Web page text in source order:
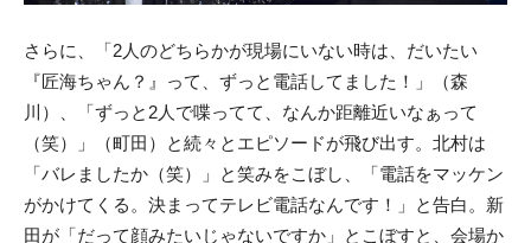
さらに、「2人のどちらかが現場にいない時は、だいたい
『匠海ちゃん？』って、ずっと電話してました！」（森
川）、「ずっと2人で喋ってて、なんか距離近いなぁって
（笑）」（町田）と続々とエピソードが飛び出す。北村は
「バレましたか（笑）」と笑みをこぼし、「電話をマッケン
がかけてくる。決まってテレビ電話なんです！」と告白。新
田が「だって顔みたいじゃないですか」とこぼすと、会場か